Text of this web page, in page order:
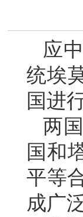
应
统埃
国进
两
国和
平等
成广